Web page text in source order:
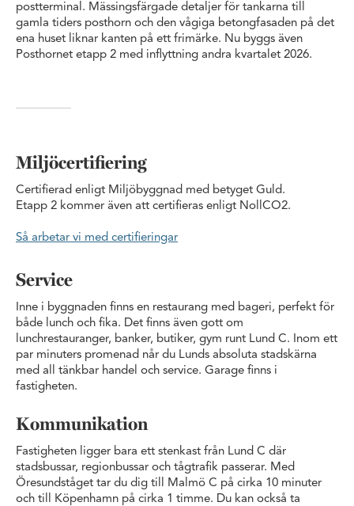
postterminal. Mässingsfärgade detaljer för tankarna till
gamla tiders posthorn och den vågiga betongfasaden på det
ena huset liknar kanten på ett frimärke. Nu byggs även
Posthornet etapp 2 med inflyttning andra kvartalet 2026.
Miljöcertifiering
Certifierad enligt Miljöbyggnad med betyget Guld.
Etapp 2 kommer även att certifieras enligt NollCO2.
Så arbetar vi med certifieringar
Service
Inne i byggnaden finns en restaurang med bageri, perfekt för
både lunch och fika. Det finns även gott om
lunchrestauranger, banker, butiker, gym runt Lund C. Inom ett
par minuters promenad når du Lunds absoluta stadskärna
med all tänkbar handel och service. Garage finns i
fastigheten.
Kommunikation
Fastigheten ligger bara ett stenkast från Lund C där
stadsbussar, regionbussar och tågtrafik passerar. Med
Öresundståget tar du dig till Malmö C på cirka 10 minuter
och till Köpenhamn på cirka 1 timme. Du kan också ta